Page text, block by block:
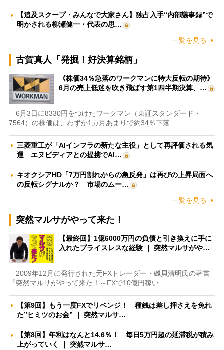
【追及スクープ・みんなで大家さん】独占入手“内部議事録”で
明かされる柳瀬健一・代表の思…
一覧を見る
古賀真人「発掘！好決算銘柄」
《株価34％急落のワークマンに特大反転の期待》
6月の売上低迷を吹き飛ばす第1四半期決算、…
6月3日に8330円をつけたワークマン（東証スタンダード・
7564）の株価は、わずか1カ月あまりで約34％下落…
三菱重工が「AIインフラの新たな主役」として再評価される気
運 エヌビディアとの提携でAI…
キオクシアHD「7万円割れからの急反発」は再びの上昇局面へ
の反転シグナルか？ 市場のムー…
一覧を見る
突然マルサがやって来た！
【最終回】1億6000万円の負債と引き換えに手に
入れたプライスレスな経験 ｜ 突然マルサがや…
2009年12月に発行された元FXトレーダー・磯貝清明氏の著書
『突然マルサがやって来た！～FXで10億円稼い…
【第9回】もう一度FXでリベンジ！ 種銭は差し押さえを免れ
た”ヒミツのお金” ｜ 突然マルサ…
【第8回】年利はなんと14.6％！ 毎日5万円超の延滞税が積み
上がっていく ｜ 突然マルサ…